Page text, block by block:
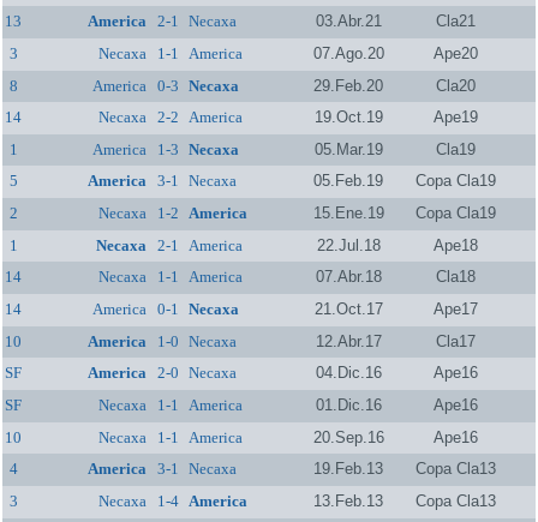
13
America 2-1 Necaxa 03.Abr.21
Cla21
3
Necaxa 1-1 America 07.Ago.20
Ape20
8
America 0-3 Necaxa 29.Feb.20
Cla20
14
Necaxa 2-2 America 19.Oct.19
Ape19
1
America 1-3 Necaxa 05.Mar.19
Cla19
5
America 3-1 Necaxa 05.Feb.19
Copa Cla19
2
Necaxa 1-2 America 15.Ene.19
Copa Cla19
1
Necaxa 2-1 America 22.Jul.18
Ape18
14
Necaxa 1-1 America 07.Abr.18
Cla18
14
America 0-1 Necaxa 21.Oct.17
Ape17
10
America 1-0 Necaxa 12.Abr.17
Cla17
SF
America 2-0 Necaxa 04.Dic.16
Ape16
SF
Necaxa 1-1 America 01.Dic.16
Ape16
10
Necaxa 1-1 America 20.Sep.16
Ape16
4
America 3-1 Necaxa 19.Feb.13
Copa Cla13
3
Necaxa 1-4 America 13.Feb.13
Copa Cla13